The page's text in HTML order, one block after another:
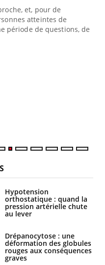
et, pour de
atteintes de
période de questions, de
Hypotension
orthostatique : quand la
pression artérielle chute
au lever
Drépanocytose : une
déformation des globules
rouges aux conséquences
graves